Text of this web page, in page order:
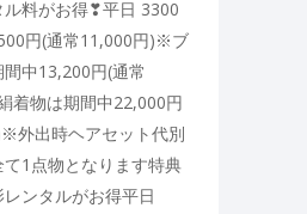
ル料がお得❣平日 3300
円(通常11,000円)※ブ
中13,200円(通常
着物は期間中22,000円
外出時ヘアセット代別
1点物となります特典
ンタルがお得平日